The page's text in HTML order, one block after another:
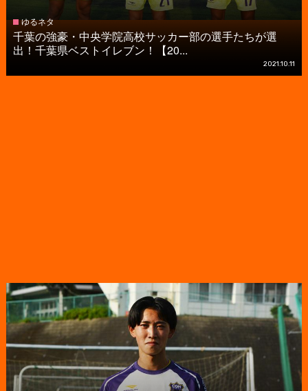
ゆるネタ
千葉の強豪・中央学院高校サッカー部の選手たちが選
出！千葉県ベストイレブン！【20...
2021.10.11